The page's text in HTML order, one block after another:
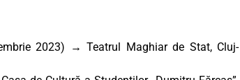
2023) → Teatrul Maghiar de Stat, Cluj-